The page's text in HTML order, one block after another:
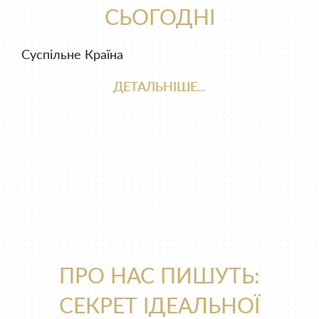
СЬОГОДНІ
Суспільне Країна
ДЕТАЛЬНІШЕ...
ПРО НАС ПИШУТЬ:
СЕКРЕТ ІДЕАЛЬНОЇ